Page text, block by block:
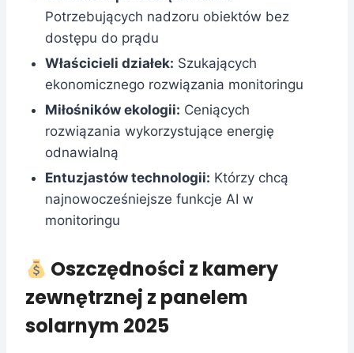
Potrzebujących nadzoru obiektów bez
dostępu do prądu
Właścicieli działek: Szukających
ekonomicznego rozwiązania monitoringu
Miłośników ekologii: Ceniących
rozwiązania wykorzystujące energię
odnawialną
Entuzjastów technologii: Którzy chcą
najnowocześniejsze funkcje AI w
monitoringu
Oszczędności z kamery
zewnętrznej z panelem
solarnym 2025